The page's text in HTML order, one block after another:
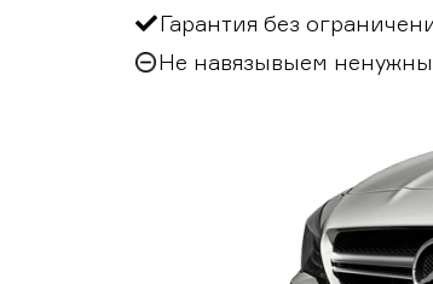
Гарантия без
Не навязывыем